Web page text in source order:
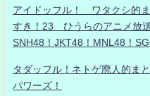
アイドッフル！ ワタクシ的
すき！23 ひうらのアニメ放
SNH48！JKT48！MNL48！
タダッフル！ネトゲ廃人的ま
パワーズ！